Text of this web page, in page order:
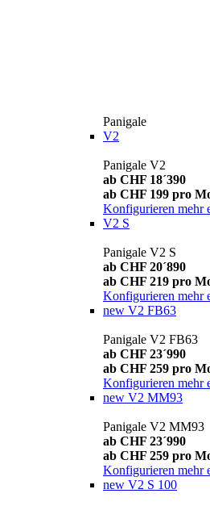
Panigale
V2
Panigale V2
ab CHF 18´390
ab CHF 199 pro
Konfigurieren mehr
V2 S
Panigale V2 S
ab CHF 20´890
ab CHF 219 pro
Konfigurieren mehr
new V2 FB63
Panigale V2 FB63
ab CHF 23´990
ab CHF 259 pro
Konfigurieren mehr
new V2 MM93
Panigale V2 MM93
ab CHF 23´990
ab CHF 259 pro
Konfigurieren mehr
new V2 S 100